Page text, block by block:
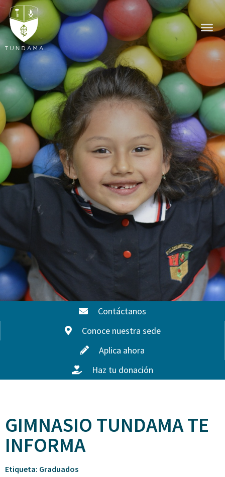
Contáctanos
Conoce nuestra sede
Aplica ahora
Haz tu donación
GIMNASIO TUNDAMA TE
INFORMA
Etiqueta: Graduados